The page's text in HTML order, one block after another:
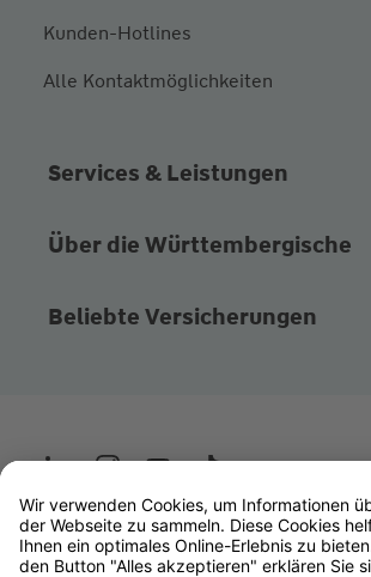
Kunden-Hotlines
Alle Kontaktmöglichkeiten
Services & Leistungen
Über die Württembergische
Beliebte Versicherungen
Wüstenrot
W&W Gruppe